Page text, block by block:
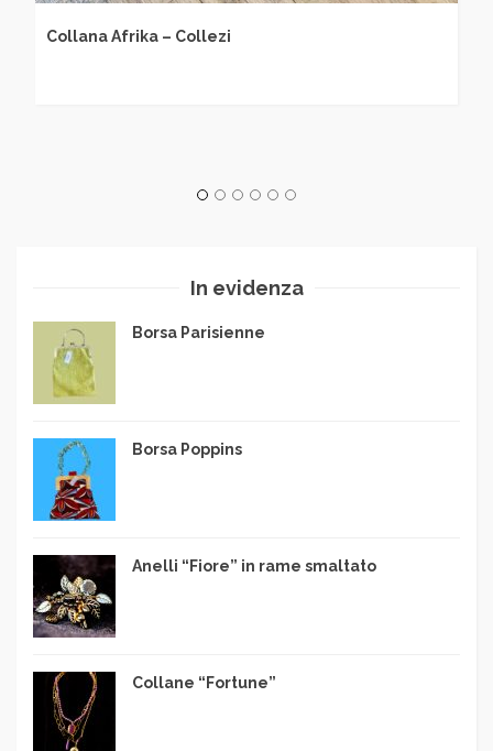
Collana Afrika – Collezi
In evidenza
Borsa Parisienne
Borsa Poppins
Anelli “Fiore” in rame smaltato
Collane “Fortune”